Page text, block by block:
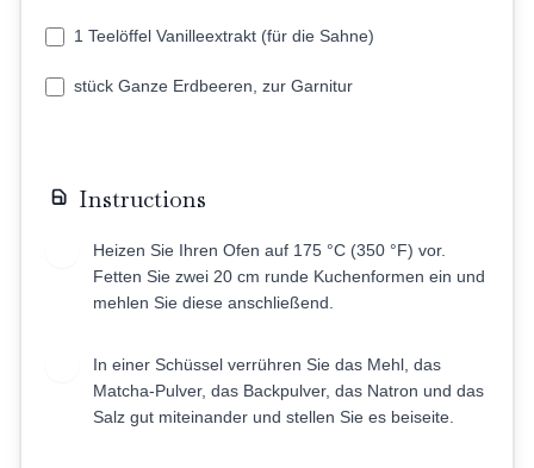
1 Teelöffel Vanilleextrakt (für die Sahne)
stück Ganze Erdbeeren, zur Garnitur
Instructions
Heizen Sie Ihren Ofen auf 175 °C (350 °F) vor.
Fetten Sie zwei 20 cm runde Kuchenformen ein und
mehlen Sie diese anschließend.
In einer Schüssel verrühren Sie das Mehl, das
Matcha-Pulver, das Backpulver, das Natron und das
Salz gut miteinander und stellen Sie es beiseite.